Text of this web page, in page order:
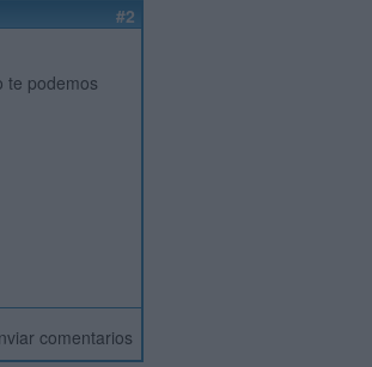
#2
te podemos
comentarios